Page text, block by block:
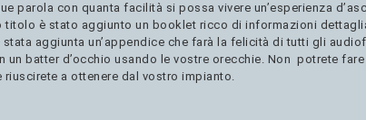
parola con quanta facilità si possa vivere un’esperienza
è stato aggiunto un booklet ricco di informazioni
aggiunta un’appendice che farà la felicità di tutti gli
batter d’occhio usando le vostre orecchie. Non potrete
a ottenere dal vostro impianto.